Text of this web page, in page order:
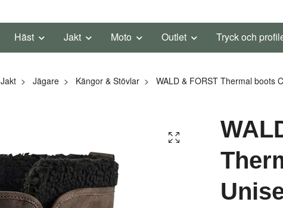
Häst Jakt Moto Outlet Tryck och
Jakt Jägare Kängor & Stövlar WALD & FORST Thermal boots